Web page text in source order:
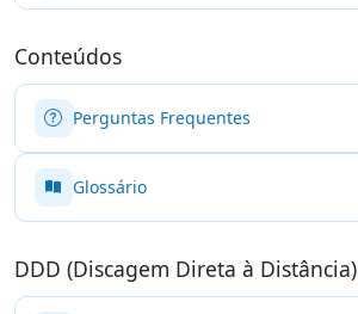
Conteúdos
Perguntas Frequentes
Glossário
DDD (Discagem Direta à Distância)